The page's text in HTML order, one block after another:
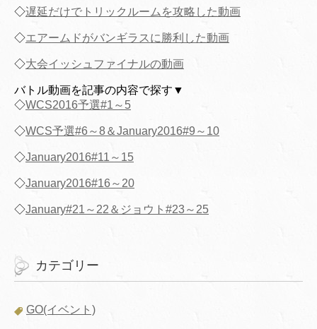
◇遅延だけでトリックルームを攻略した動画
◇エアームドがバンギラスに勝利した動画
◇大会イッシュファイナルの動画
バトル動画を記事の内容で探す▼
◇WCS2016予選#1～5
◇WCS予選#6～8＆January2016#9～10
◇January2016#11～15
◇January2016#16～20
◇January#21～22＆ジョウト#23～25
カテゴリー
GO(イベント)